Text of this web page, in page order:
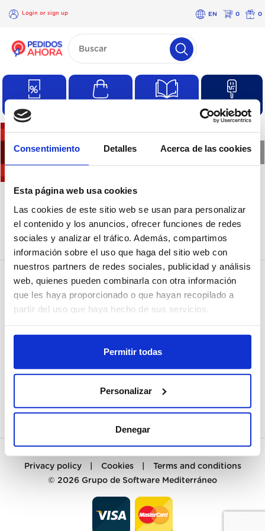
Consentimiento Detalles Acerca de las cookies
Esta página web usa cookies
Las cookies de este sitio web se usan para personalizar
el contenido y los anuncios, ofrecer funciones de redes
sociales y analizar el tráfico. Además, compartimos
información sobre el uso que haga del sitio web con
nuestros partners de redes sociales, publicidad y análisis
web, quienes pueden combinarla con otra información
que les haya proporcionado o que hayan recopilado a
partir del uso que haya hecho de sus servicios.
Permitir todas
Personalizar
Denegar
Login or sign up EN 0 0
×
Login
sign
❮ ❯
There are no products in
this category
REGISTER
CONTACT
PREGUNTAS FRECUENTES
Privacy policy Cookies
Terms and conditions
© 2026 Grupo de Software Mediterráneo